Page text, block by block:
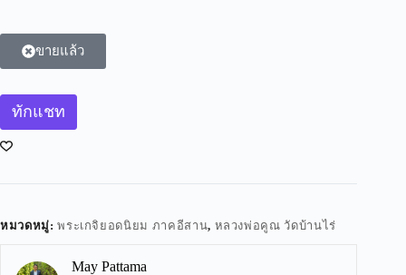
ขายแล้ว
ทักแชท
หมวดหมู่:พระเกจิยอดนิยม ภาคอีสาน, หลวงพ่อคูณ วัดบ้านไร่
May Pattama